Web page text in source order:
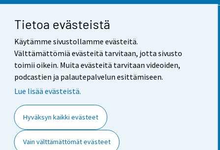
Tietoa evästeistä
Käytämme sivustollamme evästeitä.
Välttämättömiä evästeitä tarvitaan, jotta sivusto
toimii oikein. Muita evästeitä tarvitaan videoiden,
podcastien ja palautepalvelun esittämiseen.
Lue lisää evästeistä.
Hyväksyn kaikki evästeet
Vain välttämättömät evästeet
Yhteystiedot
Palaute
Käyttöehdot
Saavutettavuus
Tietoa sivustosta
Evästeasetukset